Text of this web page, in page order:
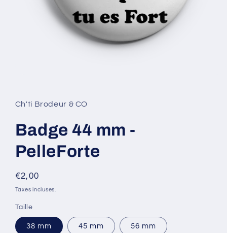
1
dans
fenêtre
modale
Ch'ti Brodeur & CO
Badge 44 mm -
PelleForte
Prix
habituel
€2,00
Taxes incluses.
Taille
38 mm 45 mm 56 mm